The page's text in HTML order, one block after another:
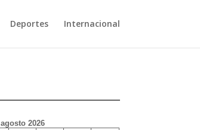
Deportes Internacional
agosto 2026